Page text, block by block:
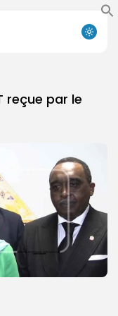
reçue par le